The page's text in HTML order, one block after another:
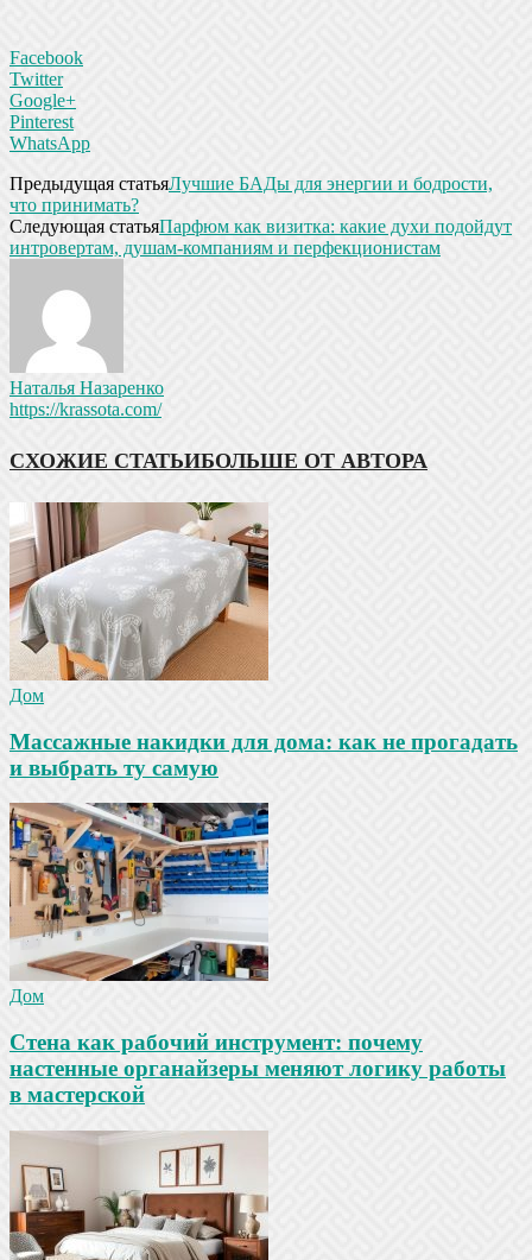
Facebook
Twitter
Google+
Pinterest
WhatsApp
Предыдущая статьяЛучшие БАДы для энергии и бодрости,
что принимать?
Следующая статьяПарфюм как визитка: какие духи подойдут
интровертам, душам-компаниям и перфекционистам
Наталья Назаренко
https://krassota.com/
СХОЖИЕ СТАТЬИБОЛЬШЕ ОТ АВТОРА
Дом
Массажные накидки для дома: как не прогадать
и выбрать ту самую
Дом
Стена как рабочий инструмент: почему
настенные органайзеры меняют логику работы
в мастерской